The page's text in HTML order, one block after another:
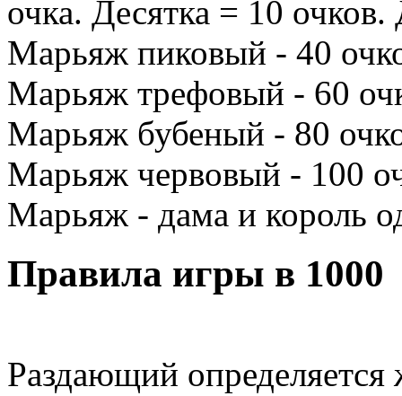
очка. Десятка = 10 очков.
Марьяж пиковый - 40
Марьяж трефовый - 60
Марьяж бубеный - 80
Марьяж червовый - 100
Марьяж - дама и король
Правила игры в 1000
Раздающий